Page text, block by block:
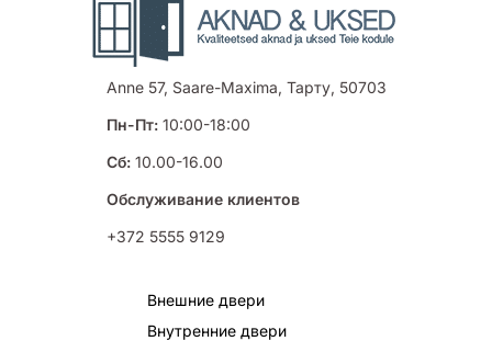
Anne 57, Saare-Maxima, Тарту, 50703
Пн-Пт:10:00-18:00
Сб:10.00-16.00
Обслуживание клиентов
+372 5555 9129
Внешние двери
Внутренние двери